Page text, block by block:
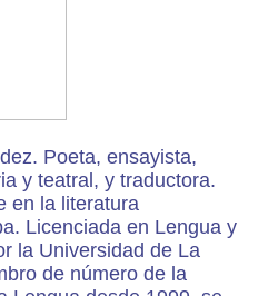
Poeta, ensayista,
y teatral, y traductora.
en la literatura
Licenciada en Lengua y
la Universidad de La
de número de la